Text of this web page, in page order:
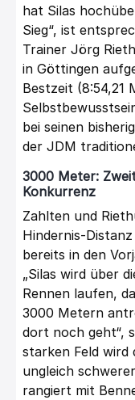
hat Silas
Sieg“, ist
Trainer Jörg
in Göttingen
Bestzeit (8:54,21
bei seinen
der JDM
3000 Meter:
Konkurrenz
Zahlten und
Hindernis-
bereits in den
„Silas wird über
Rennen laufen,
3000 Metern
dort noch geht“,
starken Feld wird
ungleich
rangiert mit